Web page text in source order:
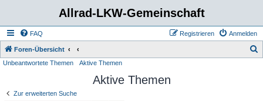
Allrad-LKW-Gemeinschaft
FAQ Anmelden
Registrieren
Foren-Übersicht
Unbeantwortete Themen Aktive Themen
Aktive Themen
Zur erweiterten Suche